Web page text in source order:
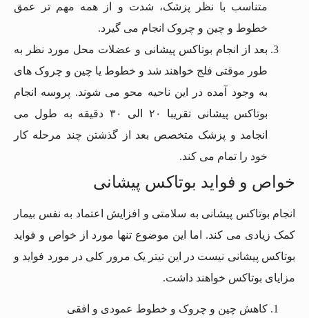
متناسب با نظر پزشک، شدت و از همه مهم تر عمق
خطوط و چین و چروک انجام می گیرد.
بعد از انجام بوتاکس پیشانی و عضلات محل مورد نظر به
طور موقتی فلج خواهند شد و خطوط یا چین و چروک های
به وجود آمده در این ناحیه محو می شوند. پروسه انجام
بوتاکس پیشانی تقریبا ۲۰ الی ۳۰ دقیقه به طول می
انجامد و پزشک متخصص بعد از گذشتن چند مرحله کار
خود را تمام می کند.
خواص و فواید بوتاکس پیشانی
انجام بوتاکس پیشانی به سلامتی و افزایش اعتماد به نفس بیمار
کمک زیادی می کند. اما این موضوع تنها مورد از خواص و فواید
بوتاکس پیشانی نیست در این تیتر یک مرور کلی در مورد فواید و
مزایای بوتاکس خواهند داشت.
کاهش چین و چروک و خطوط عمودی و افقی